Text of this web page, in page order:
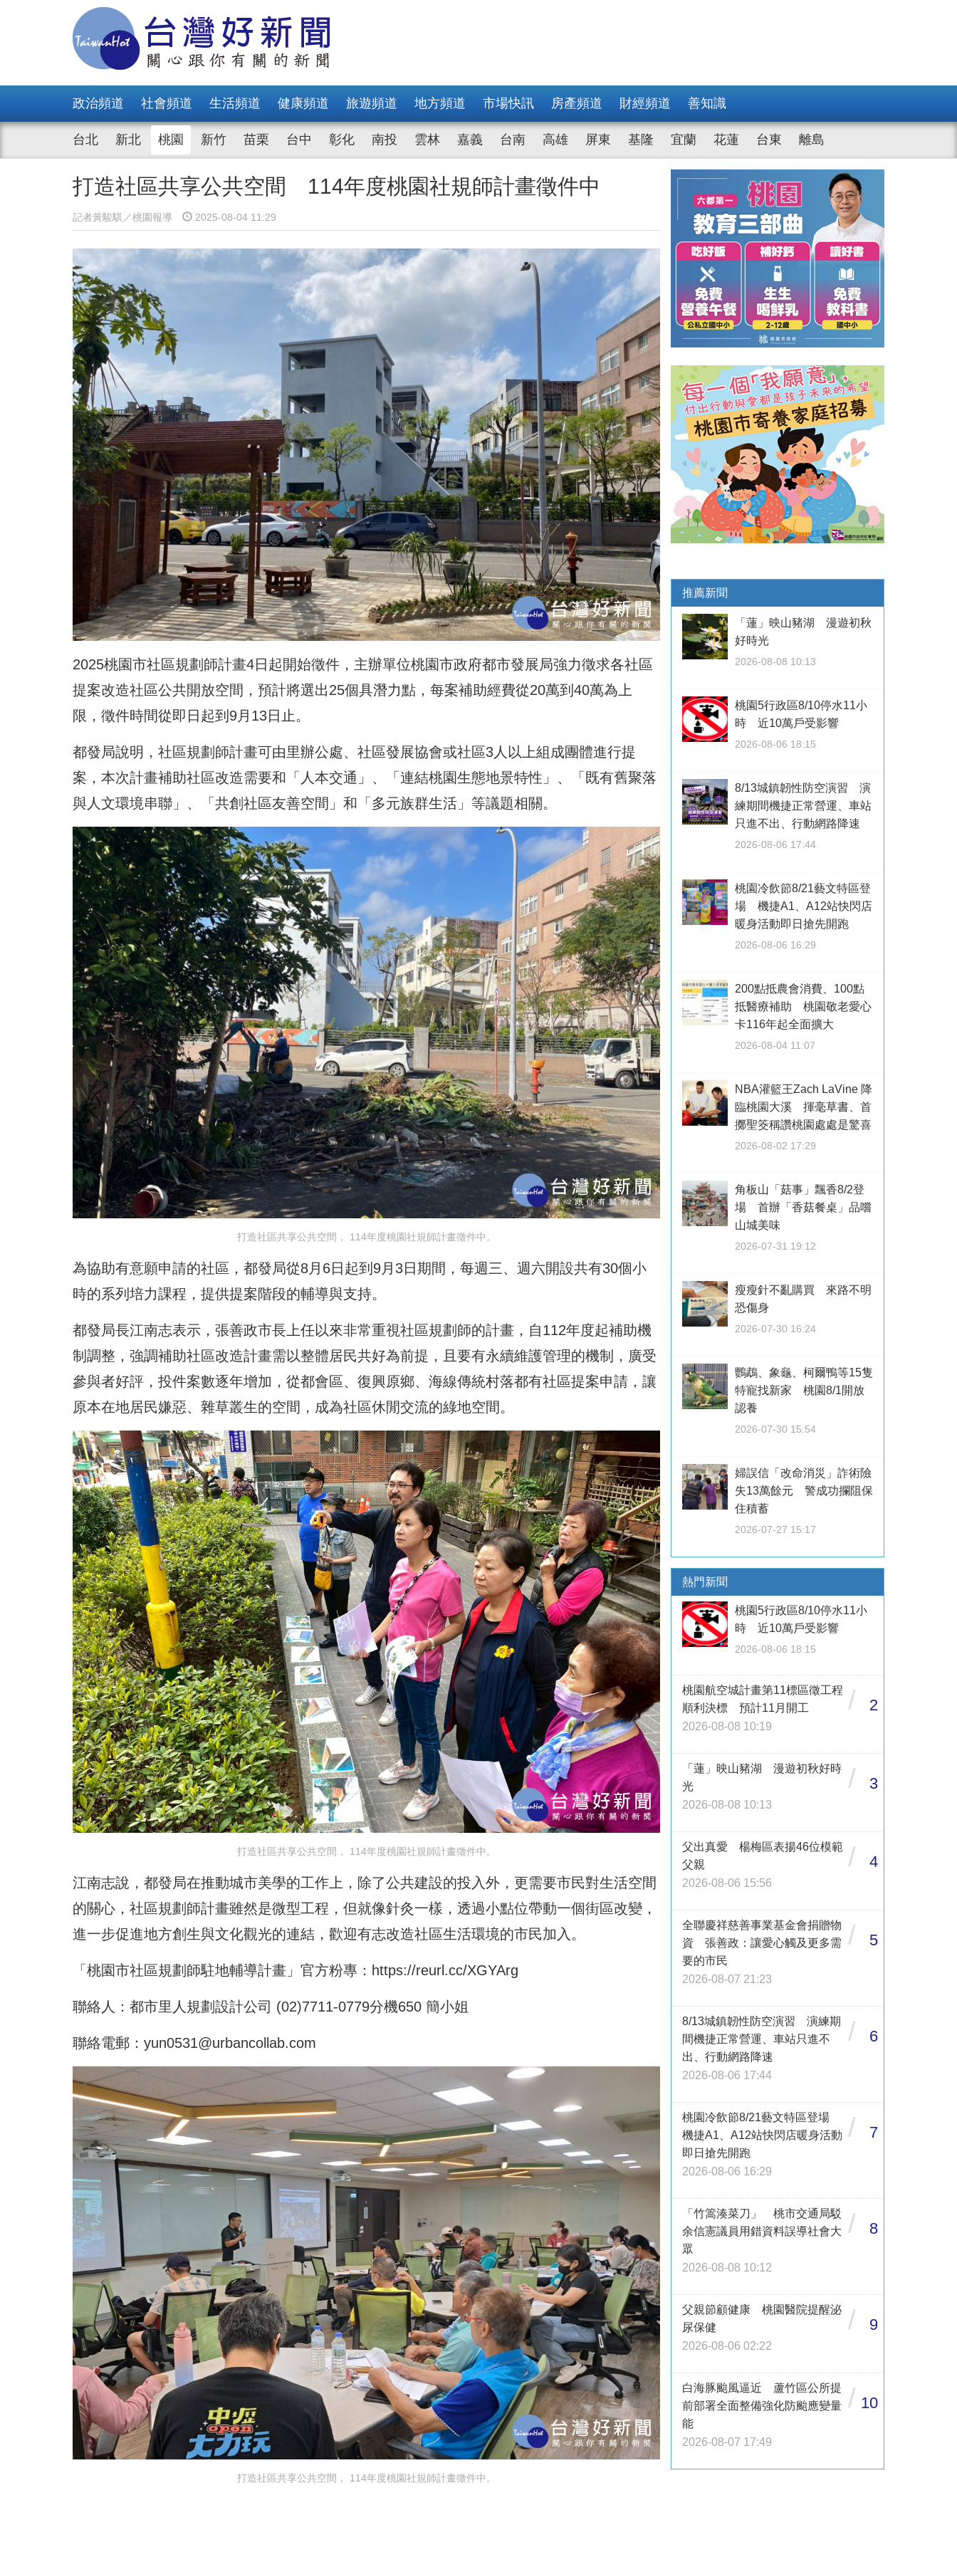
政治頻道 社會頻道 生活頻道 健康頻道 旅遊頻道 地方頻道 市場快訊 房產頻道 財經頻道 善知識
台北 新北 桃園 新竹 苗栗 台中 彰化 南投 雲林 嘉義 台南 高雄 屏東 基隆 宜蘭 花蓮 台東 離島
打造社區共享公共空間 114年度桃園社規師計畫徵件中
記者黃駿騏／桃園報導 2025-08-04 11:29
2025桃園市社區規劃師計畫4日起開始徵件，主辦單位桃園市政府都市發展局強力徵求各社區
提案改造社區公共開放空間，預計將選出25個具潛力點，每案補助經費從20萬到40萬為上
限，徵件時間從即日起到9月13日止。
都發局說明，社區規劃師計畫可由里辦公處、社區發展協會或社區3人以上組成團體進行提
案，本次計畫補助社區改造需要和「人本交通」、「連結桃園生態地景特性」、「既有舊聚落
與人文環境串聯」、「共創社區友善空間」和「多元族群生活」等議題相關。
打造社區共享公共空間， 114年度桃園社規師計畫徵件中。
為協助有意願申請的社區，都發局從8月6日起到9月3日期間，每週三、週六開設共有30個小
時的系列培力課程，提供提案階段的輔導與支持。
都發局長江南志表示，張善政市長上任以來非常重視社區規劃師的計畫，自112年度起補助機
制調整，強調補助社區改造計畫需以整體居民共好為前提，且要有永續維護管理的機制，廣受
參與者好評，投件案數逐年增加，從都會區、復興原鄉、海線傳統村落都有社區提案申請，讓
原本在地居民嫌惡、雜草叢生的空間，成為社區休閒交流的綠地空間。
打造社區共享公共空間， 114年度桃園社規師計畫徵件中。
江南志說，都發局在推動城市美學的工作上，除了公共建設的投入外，更需要市民對生活空間
的關心，社區規劃師計畫雖然是微型工程，但就像針灸一樣，透過小點位帶動一個街區改變，
進一步促進地方創生與文化觀光的連結，歡迎有志改造社區生活環境的市民加入。
「桃園市社區規劃師駐地輔導計畫」官方粉專： https://reurl.cc/XGYArg
聯絡人：都市里人規劃設計公司 (02)7711-0779分機650 簡小姐
聯絡電郵：yun0531@urbancollab.com
打造社區共享公共空間， 114年度桃園社規師計畫徵件中。
推薦新聞
「蓮」映山豬湖 漫遊初秋
好時光
2026-08-08 10:13
桃園5行政區8/10停水11小
時 近10萬戶受影響
2026-08-06 18:15
8/13城鎮韌性防空演習 演
練期間機捷正常營運、車站
只進不出、行動網路降速
2026-08-06 17:44
桃園冷飲節8/21藝文特區登
場 機捷A1、A12站快閃店
暖身活動即日搶先開跑
2026-08-06 16:29
200點抵農會消費、100點
抵醫療補助 桃園敬老愛心
卡116年起全面擴大
2026-08-04 11:07
NBA灌籃王Zach LaVine 降
臨桃園大溪 揮毫草書、首
擲聖筊稱讚桃園處處是驚喜
2026-08-02 17:29
角板山「菇事」飄香8/2登
場 首辦「香菇餐桌」品嚐
山城美味
2026-07-31 19:12
瘦瘦針不亂購買 來路不明
恐傷身
2026-07-30 16:24
鸚鵡、象龜、柯爾鴨等15隻
特寵找新家 桃園8/1開放
認養
2026-07-30 15:54
婦誤信「改命消災」詐術險
失13萬餘元 警成功攔阻保
住積蓄
2026-07-27 15:17
熱門新聞
桃園5行政區8/10停水11小
時 近10萬戶受影響
2026-08-06 18:15
桃園航空城計畫第11標區徵工程
順利決標 預計11月開工
2026-08-08 10:19
/ 2
「蓮」映山豬湖 漫遊初秋好時
光
2026-08-08 10:13
/ 3
父出真愛 楊梅區表揚46位模範
父親
2026-08-06 15:56
/ 4
全聯慶祥慈善事業基金會捐贈物
資 張善政：讓愛心觸及更多需
要的市民
2026-08-07 21:23
/ 5
8/13城鎮韌性防空演習 演練期
間機捷正常營運、車站只進不
出、行動網路降速
2026-08-06 17:44
/ 6
桃園冷飲節8/21藝文特區登場
機捷A1、A12站快閃店暖身活動
即日搶先開跑
2026-08-06 16:29
/ 7
「竹篙湊菜刀」 桃市交通局駁
余信憲議員用錯資料誤導社會大
眾
2026-08-08 10:12
/ 8
父親節顧健康 桃園醫院提醒泌
尿保健
2026-08-06 02:22
/ 9
白海豚颱風逼近 蘆竹區公所提
前部署全面整備強化防颱應變量
能
2026-08-07 17:49
/ 10